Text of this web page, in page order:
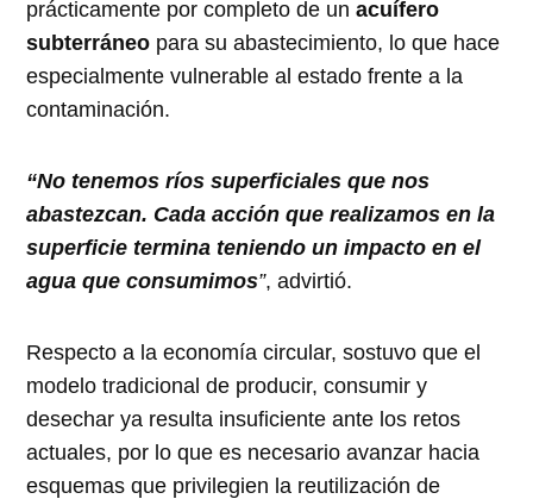
prácticamente por completo de unacuífero
subterráneo para su abastecimiento, lo que hace
especialmente vulnerable al estado frente a la
contaminación.
“No tenemos ríos superficiales que nos
abastezcan. Cada acción que realizamos en la
superficie termina teniendo un impacto en el
agua que consumimos”, advirtió.
Respecto a la economía circular, sostuvo que el
modelo tradicional de producir, consumir y
desechar ya resulta insuficiente ante los retos
actuales, por lo que es necesario avanzar hacia
esquemas que privilegien la reutilización de